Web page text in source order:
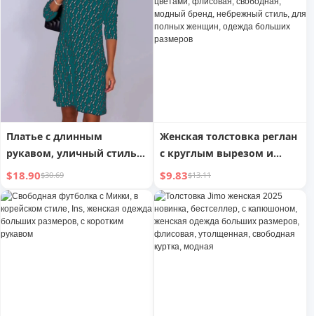
повседневная футболка,
летняя белая футболка с
коротким рукавом
больших размеров
женская нижняя рубашка
Платье с длинным
рукавом, уличный стиль,
женская одежда больших
размеров
$18.90$30.69
Женская толстовка реглан
с круглым вырезом и
контрастными цветами,
флисовая, свободная,
модный бренд,
небрежный стиль, для
полных женщин, одежда
больших размеров
$9.83$13.11